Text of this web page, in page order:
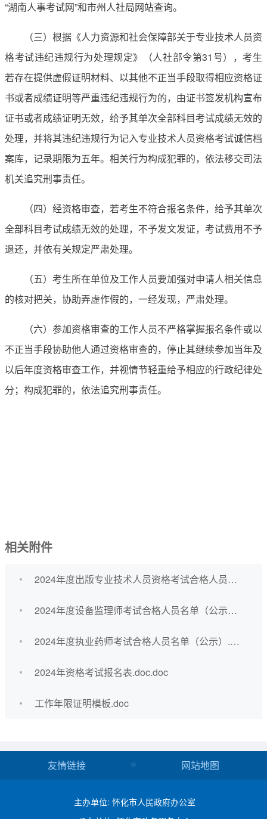
“湖南人事考试网”和市州人社局网站查询。
（三）根据《人力资源和社会保障部关于专业技术人员资
格考试违纪违规行为处理规定》（人社部令第31号），考生
若存在提供虚假证明材料、以其他不正当手段取得相应资格证
书或者成绩证明等严重违纪违规行为的，由证书签发机构宣布
证书或者成绩证明无效，给予其单次全部科目考试成绩无效的
处理，并将其违纪违规行为记入专业技术人员资格考试诚信档
案库，记录期限为五年。相关行为构成犯罪的，依法移交司法
机关追究刑事责任。
（四）经资格审查，若考生不符合报名条件，给予其单次
全部科目考试成绩无效的处理，不予发文发证，考试费用不予
退还，并依有关规定严肃处理。
（五）考生所在单位及工作人员要加强对申请人相关信息
的核对把关，协助弄虚作假的，一经发现，严肃处理。
（六）参加资格审查的工作人员不严格掌握报名条件或以
不正当手段协助他人通过资格审查的，停止其继续参加当年及
以后年度资格审查工作，并视情节轻重给予相应的行政纪律处
分；构成犯罪的，依法追究刑事责任。
相关附件
2024年度出版专业技术人员资格考试合格人员名单（公示）.xlsx.xlsx
2024年度设备监理师考试合格人员名单（公示）.xlsx.xlsx
2024年度执业药师考试合格人员名单（公示）.xlsx.xlsx
2024年资格考试报名表.doc.doc
工作年限证明模板.doc
友情链接 网站地图
主办单位: 怀化市人民政府办公室